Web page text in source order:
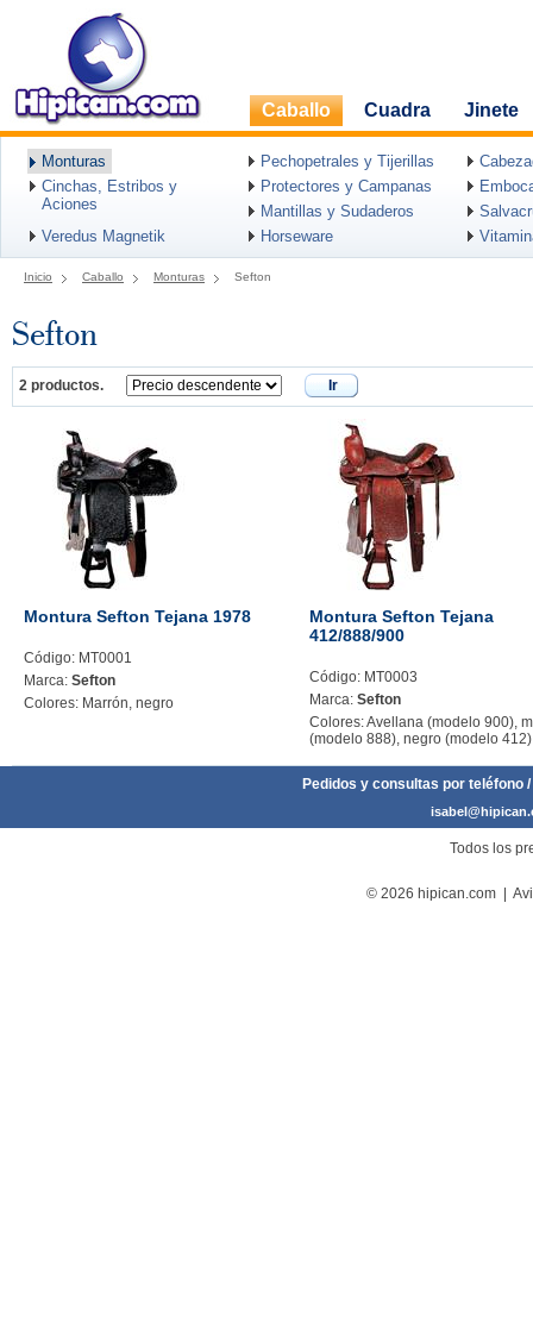
Caballo Cuadra Jinete
Monturas Pechopetrales y Tijerillas
Cinchas, Estribos y
Aciones
Protectores y Campanas
Mantillas y Sudaderos
Veredus Magnetik
Horseware
Inicio Caballo Monturas Sefton
Sefton
2 productos. Ir
Montura Sefton Tejana 1978
Código: MT0001
Marca: Sefton
Colores: Marrón, negro
Montura Sefton Tejana
412/888/900
Código: MT0003
Marca: Sefton
Colores: Avellana (modelo 900),
(modelo 888), negro (modelo 412)
Pedidos y consultas por teléfono
Todos los
© 2026 hipican.com |